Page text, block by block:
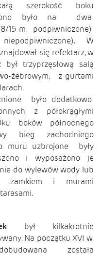
szerokość boku
ono było na dwa
15 m; podpiwniczone)
W
się refektarz, w
był trzyprzęsłową salą
żebrowym, z gurtami
było dodatkowo
z półokrągłymi
boków północnego
bieg zachodniego
muru uzbrojone były
i wyposażono je
do wylewów wody lub
zamkiem i murami
był kilkakrotnie
Na początku XVI w.
została